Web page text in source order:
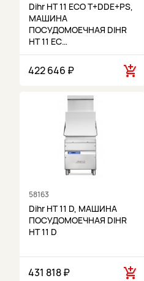
Dihr HT 11 ECO T+DDE+PS,
МАШИНА
ПОСУДОМОЕЧНАЯ DIHR
HT 11 EC…
422 646 ₽
58163
Dihr HT 11 D, МАШИНА
ПОСУДОМОЕЧНАЯ DIHR
HT 11 D
431 818 ₽